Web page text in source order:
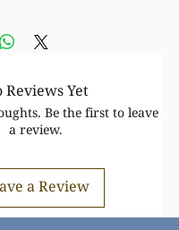
and can vary slightly
the metal price, the
we are able to
has no right of return
regarding the delivery
to changes in
markets, over
Reviews Yet
Be the first to leave
a review.
a Review